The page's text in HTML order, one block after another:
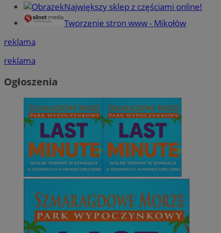
Największy sklep z częściami online!
Tworzenie stron www - Mikołów
reklama
reklama
Ogłoszenia